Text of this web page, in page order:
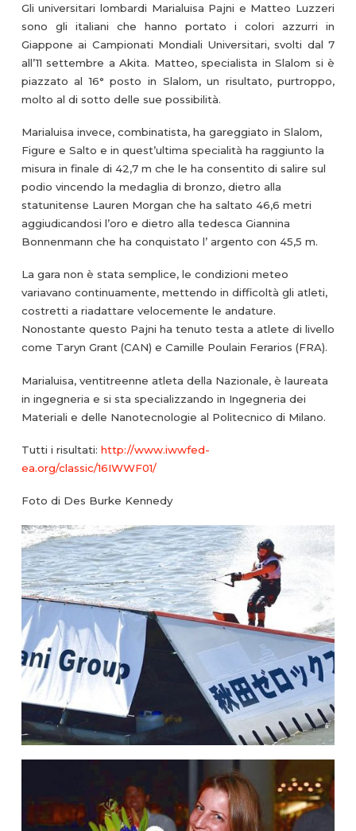
Gli universitari lombardi Marialuisa Pajni e Matteo Luzzeri
sono gli italiani che hanno portato i colori azzurri in
Giappone ai Campionati Mondiali Universitari, svolti dal 7
all’11 settembre a Akita. Matteo, specialista in Slalom si è
piazzato al 16° posto in Slalom, un risultato, purtroppo,
molto al di sotto delle sue possibilità.
Marialuisa invece, combinatista, ha gareggiato in Slalom,
Figure e Salto e in quest’ultima specialità ha raggiunto la
misura in finale di 42,7 m che le ha consentito di salire sul
podio vincendo la medaglia di bronzo, dietro alla
statunitense Lauren Morgan che ha saltato 46,6 metri
aggiudicandosi l’oro e dietro alla tedesca Giannina
Bonnenmann che ha conquistato l’ argento con 45,5 m.
La gara non è stata semplice, le condizioni meteo
variavano continuamente, mettendo in difficoltà gli atleti,
costretti a riadattare velocemente le andature.
Nonostante questo Pajni ha tenuto testa a atlete di livello
come Taryn Grant (CAN) e Camille Poulain Ferarios (FRA).
Marialuisa, ventitreenne atleta della Nazionale, è laureata
in ingegneria e si sta specializzando in Ingegneria dei
Materiali e delle Nanotecnologie al Politecnico di Milano.
Tutti i risultati: http://www.iwwfed-
ea.org/classic/16IWWF01/
Foto di Des Burke Kennedy